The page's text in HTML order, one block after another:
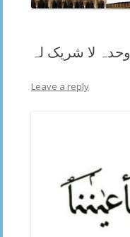
وحدہ لا شریک لہ
Leave a reply